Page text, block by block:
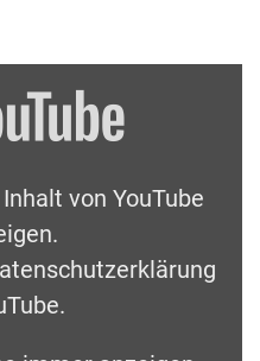
von YouTube
.